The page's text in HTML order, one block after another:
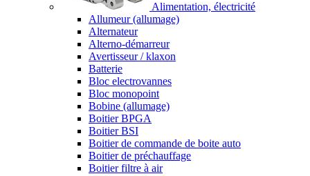
Alimentation, électricité
Allumeur (allumage)
Alternateur
Alterno-démarreur
Avertisseur / klaxon
Batterie
Bloc electrovannes
Bloc monopoint
Bobine (allumage)
Boitier BPGA
Boitier BSI
Boitier de commande de boite auto
Boitier de préchauffage
Boitier filtre à air